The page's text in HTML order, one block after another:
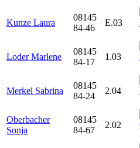
Kunze Laura
08145
84-46
E.03
Loder Marlene
08145
84-17
1.03
Merkel Sabrina
08145
84-24
2.04
Oberbacher
Sonja
08145
84-67
2.02